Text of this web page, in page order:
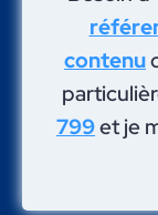
contenu
799et je